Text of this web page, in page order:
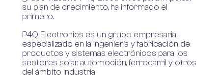
su plan de crecimiento, ha informado el
primero.
P4Q Electronics es un grupo empresarial
especializado en la ingeniería y fabricación de
productos y sistemas electrónicos para los
sectores solar, automoción, ferrocarril y otros
del ámbito industrial.